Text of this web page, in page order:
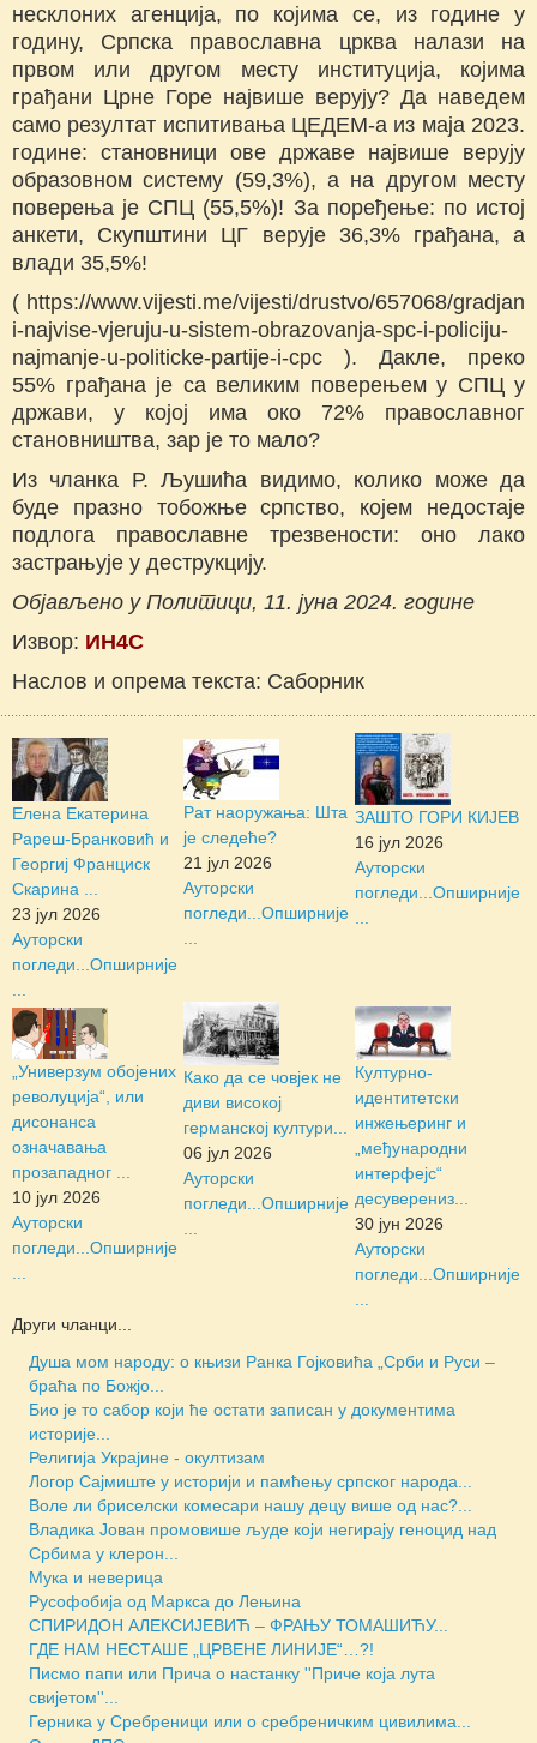
несклоних агенција, по којима се, из године у
годину, Српска православна црква налази на
првом или другом месту институција, којима
грађани Црне Горе највише верују? Да наведем
само резултат испитивања ЦЕДЕМ-а из маја 2023.
године: становници ове државе највише верују
образовном систему (59,3%), а на другом месту
поверења је СПЦ (55,5%)! За поређење: по истој
анкети, Скупштини ЦГ верује 36,3% грађана, а
влади 35,5%!
( https://www.vijesti.me/vijesti/drustvo/657068/gradjan
i-najvise-vjeruju-u-sistem-obrazovanja-spc-i-policiju-
najmanje-u-politicke-partije-i-cpc ). Дакле, преко
55% грађана је са великим поверењем у СПЦ у
држави, у којој има око 72% православног
становништва, зар је то мало?
Из чланка Р. Љушића видимо, колико може да
буде празно тобожње српство, којем недостаје
подлога православне трезвености: оно лако
застрањује у деструкцију.
Објављено у Политици, 11. јуна 2024. године
Извор: ИН4С
Наслов и опрема текста: Саборник
Елена Екатерина
Рареш-Бранковић и
Георгиј Франциск
Скарина ...
23 јул 2026
Ауторски
погледи... Опширније
Рат наоружања: Шта
је следеће?
21 јул 2026
Ауторски
погледи... Опширније
ЗАШТО ГОРИ КИЈЕВ
16 јул 2026
Ауторски
погледи... Опширније
„Универзум обојених
револуција“, или
дисонанса
означавања
прозападног ...
10 јул 2026
Ауторски
погледи... Опширније
Како да се човјек не
диви високој
германској култури...
06 јул 2026
Ауторски
погледи... Опширније
Културно-
идентитетски
инжењеринг и
„међународни
интерфејс“
десуверениз...
30 јун 2026
Ауторски
погледи... Опширније
Други чланци...
Душа мом народу: о књизи Ранка Гојковића „Срби и Руси –
браћа по Божјо...
Био је то сабор који ће остати записан у документима
историје...
Религија Украјине - окултизам
Логор Сајмиште у историји и памћењу српског народа...
Воле ли бриселски комесари нашу децу више од нас?...
Владика Јован промовише људе који негирају геноцид над
Србима у клерон...
Мука и неверица
Русофобија од Маркса до Лењина
СПИРИДОН АЛЕКСИЈЕВИЋ – ФРАЊУ ТОМАШИЋУ...
ГДЕ НАМ НЕСТАШЕ „ЦРВЕНЕ ЛИНИЈЕ“…?!
Писмо папи или Прича о настанку ''Приче која лута
свијетом''...
Герника у Сребреници или о сребреничким цивилима...